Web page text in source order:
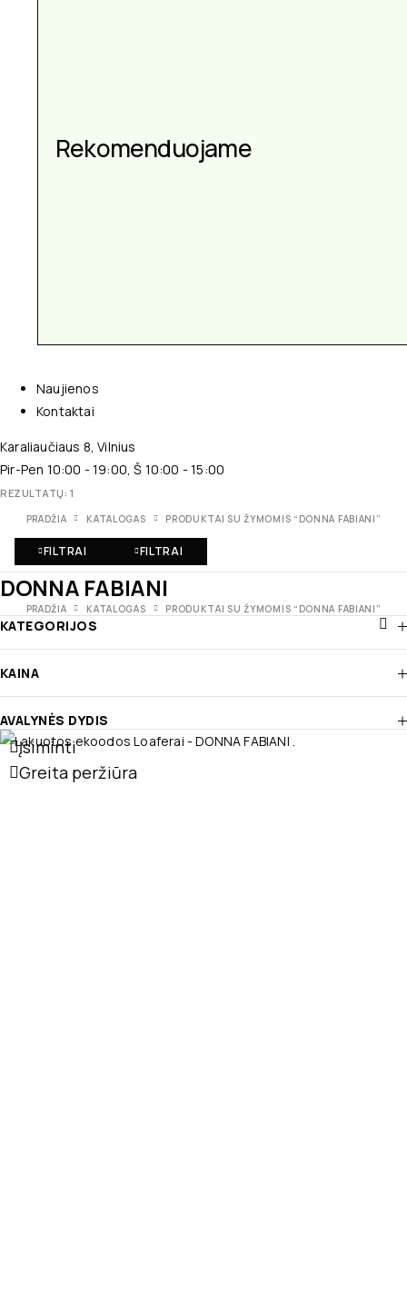
Rekomenduojame
Naujienos
Kontaktai
Karaliaučiaus 8, Vilnius
Pir-Pen 10:00 - 19:00, Š 10:00 - 15:00
REZULTATŲ: 1
PRADŽIA KATALOGAS PRODUKTAI SU ŽYMOMIS “DONNA FABIANI”
FILTRAI FILTRAI
DONNA FABIANI
PRADŽIA KATALOGAS PRODUKTAI SU ŽYMOMIS “DONNA FABIANI”
KATEGORIJOS
KAINA
AVALYNĖS DYDIS
Įsiminti
Greita peržiūra